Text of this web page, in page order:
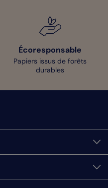
Écoresponsable
Papiers issus de forêts
durables